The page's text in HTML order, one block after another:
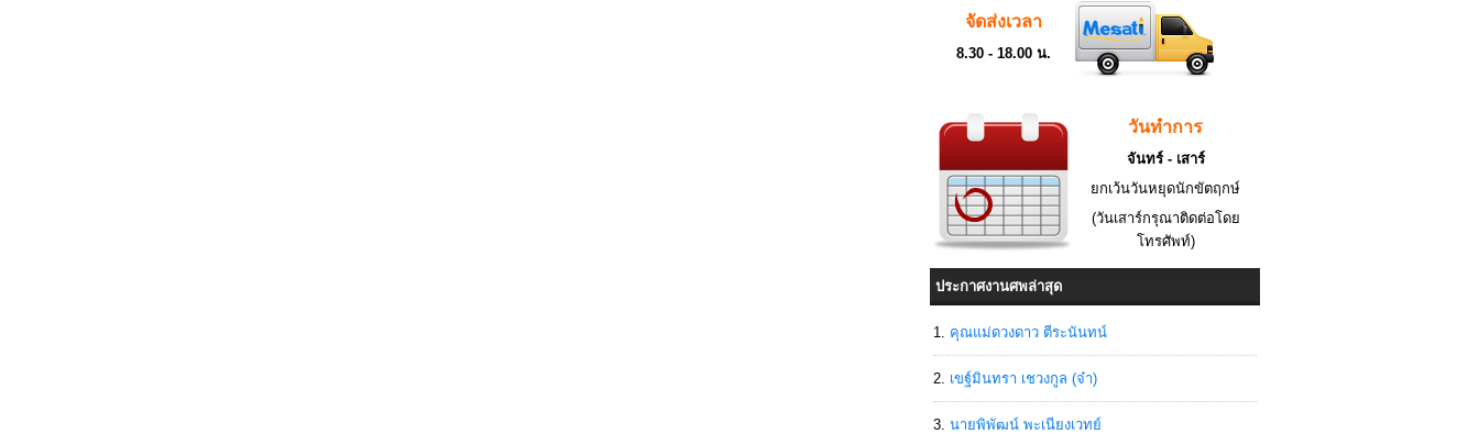
จัดส่งเวลา
8.30 - 18.00 น.
วันทำการ
จันทร์ - เสาร์
ยกเว้นวันหยุดนักขัตฤกษ์
(วันเสาร์กรุณาติดต่อโดย
โทรศัพท์)
ประกาศงานศพล่าสุด
คุณแม่ดวงดาว ตีระนันทน์
เขฐ์มินทรา เชวงกูล (จ๋า)
นายพิพัฒน์ พะเนียงเวทย์